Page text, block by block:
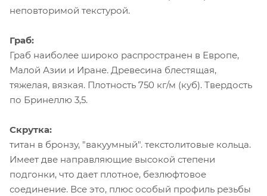
неповторимой текстурой.
Граб:
Граб наиболее широко распространен в Европе,
Малой Азии и Иране. Древесина блестящая,
тяжелая, вязкая. Плотность 750 кг/м (куб). Твердость
по Бринеллю 3,5.
Скрутка:
титан в бронзу, "вакуумный". текстолитовые кольца.
Имеет две направляющие высокой степени
подгонки, что дает плотное, безлюфтовое
соединение. Все это, плюс особый профиль резьбы